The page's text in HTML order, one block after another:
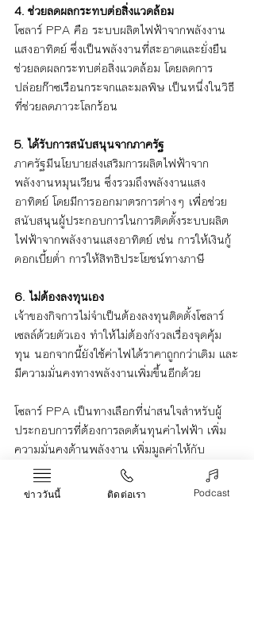
4. ช่วยลดผลกระทบต่อสิ่งแวดล้อม
โซลาร์ PPA คือ ระบบผลิตไฟฟ้าจากพลังงาน
แสงอาทิตย์ ซึ่งเป็นพลังงานที่สะอาดและยั่งยืน
ช่วยลดผลกระทบต่อสิ่งแวดล้อม โดยลดการ
ปล่อยก๊าซเรือนกระจกและมลพิษ เป็นหนึ่งในวิธี
ที่ช่วยลดภาวะโลกร้อน
5. ได้รับการสนับสนุนจากภาครัฐ
ภาครัฐมีนโยบายส่งเสริมการผลิตไฟฟ้าจาก
พลังงานหมุนเวียน ซึ่งรวมถึงพลังงานแสง
อาทิตย์ โดยมีการออกมาตรการต่างๆ เพื่อช่วย
สนับสนุนผู้ประกอบการในการติดตั้งระบบผลิต
ไฟฟ้าจากพลังงานแสงอาทิตย์ เช่น การให้เงินกู้
ดอกเบี้ยต่ำ การให้สิทธิประโยชน์ทางภาษี
6. ไม่ต้องลงทุนเอง
เจ้าของกิจการไม่จำเป็นต้องลงทุนติดตั้งโซลาร์
เซลล์ด้วยตัวเอง ทำให้ไม่ต้องกังวลเรื่องจุดคุ้ม
ทุน นอกจากนี้ยังใช้ค่าไฟได้ราคาถูกกว่าเดิม และ
มีความมั่นคงทางพลังงานเพิ่มขึ้นอีกด้วย
โซลาร์ PPA เป็นทางเลือกที่น่าสนใจสำหรับผู้
ประกอบการที่ต้องการลดต้นทุนค่าไฟฟ้า เพิ่ม
ความมั่นคงด้านพลังงาน เพิ่มมูลค่าให้กับ
ทรัพย์สิน และช่วยลดผลกระทบต่อสิ่งแวดล้อม
โดยผู้ประกอบการควรศึกษาข้อมูลและปรึกษาผู้
ข่าววันนี้ ติดต่อเรา Podcast